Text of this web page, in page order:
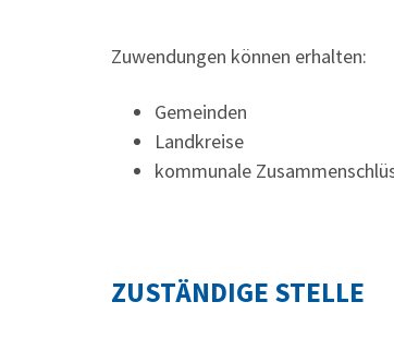
Zuwendungen können erhalten:
Gemeinden
Landkreise
kommunale
ZUSTÄNDIGE STELLE